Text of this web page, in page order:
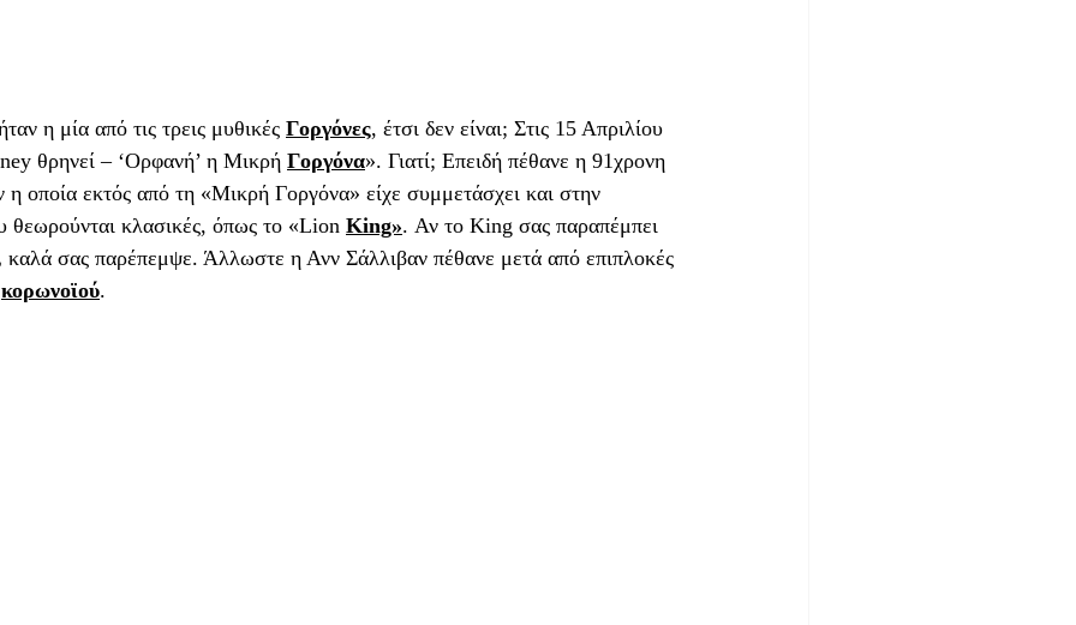
η μία από τις τρεις μυθικές Γοργόνες, έτσι δεν είναι; Στις 15 Απριλίου
θρηνεί – ‘Ορφανή’ η Μικρή Γοργόνα». Γιατί; Επειδή πέθανε η 91χρονη
οποία εκτός από τη «Μικρή Γοργόνα» είχε συμμετάσχει και στην
θεωρούνται κλασικές, όπως το «Lion King». Αν το King σας παραπέμπει
καλά σας παρέπεμψε. Άλλωστε η Ανν Σάλλιβαν πέθανε μετά από επιπλοκές
κορωνοϊού.